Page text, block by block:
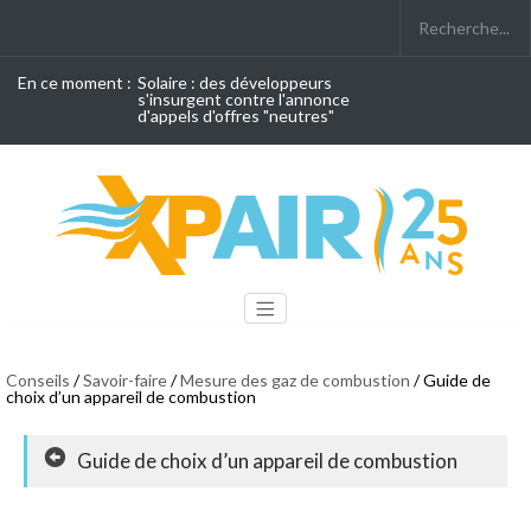
En ce moment : Solaire : des développeurs
s'insurgent contre l'annonce
d'appels d'offres "neutres"
Conseils /Savoir-faire/Mesure des gaz de combustion / Guide de
choix d’un appareil de combustion
Guide de choix d’un appareil de combustion